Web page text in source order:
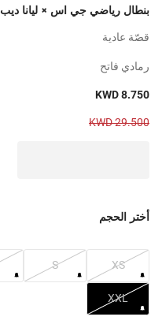
بنطال رياضي جي اس × ليانا ديب
قصّة عادية
رمادي فاتح
KWD 8.750
KWD 29.500
أختر الحجم
XS
S
XXL